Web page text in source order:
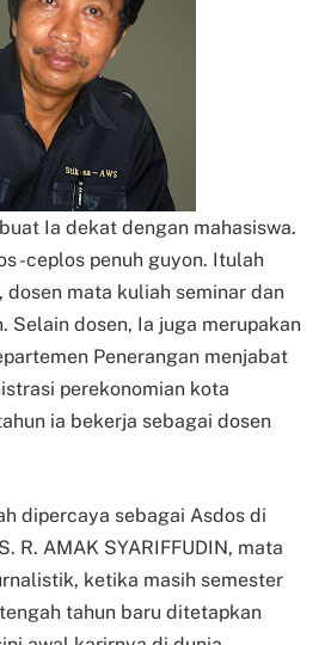
Ia dekat dengan mahasiswa.
-ceplos penuh guyon. Itulah
dosen mata kuliah seminar dan
Selain dosen, Ia juga merupakan
Penerangan menjabat
perekonomian kota
ia bekerja sebagai dosen
dipercaya sebagai Asdos di
R. AMAK SYARIFFUDIN, mata
ketika masih semester
tahun baru ditetapkan